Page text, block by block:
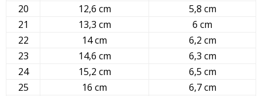
20
12,6 cm
5,8 cm
21
13,3 cm
6 cm
22
14 cm
6,2 cm
23
14,6 cm
6,3 cm
24
15,2 cm
6,5 cm
25
16 cm
6,7 cm